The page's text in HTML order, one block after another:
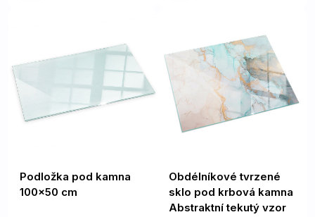
Podložka pod kamna
100x50 cm
Obdélníkové tvrzené
sklo pod krbová kamna
Abstraktní tekutý vzor